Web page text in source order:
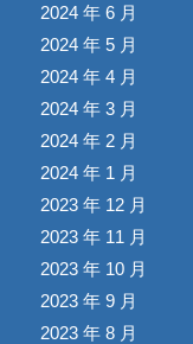
2024 年 6 月
2024 年 5 月
2024 年 4 月
2024 年 3 月
2024 年 2 月
2024 年 1 月
2023 年 12 月
2023 年 11 月
2023 年 10 月
2023 年 9 月
2023 年 8 月